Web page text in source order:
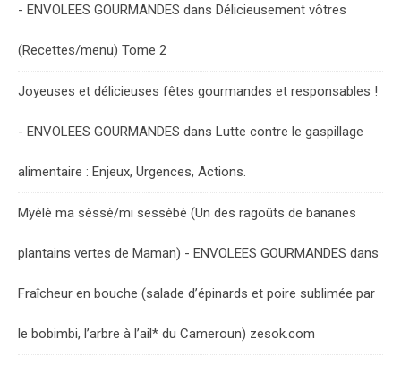
- ENVOLEES GOURMANDES dans Délicieusement vôtres
(Recettes/menu) Tome 2
Joyeuses et délicieuses fêtes gourmandes et responsables !
- ENVOLEES GOURMANDES dans Lutte contre le gaspillage
alimentaire : Enjeux, Urgences, Actions.
Myèlè ma sèssè/mi sessèbè (Un des ragoûts de bananes
plantains vertes de Maman) - ENVOLEES GOURMANDES dans
Fraîcheur en bouche (salade d’épinards et poire sublimée par
le bobimbi, l’arbre à l’ail* du Cameroun) zesok.com